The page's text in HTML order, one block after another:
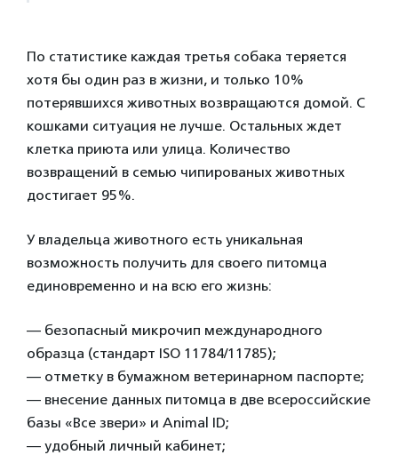
По статистике каждая третья собака теряется
хотя бы один раз в жизни, и только 10%
потерявшихся животных возвращаются домой. С
кошками ситуация не лучше. Остальных ждет
клетка приюта или улица. Количество
возвращений в семью чипированых животных
достигает 95%.
У владельца животного есть уникальная
возможность получить для своего питомца
единовременно и на всю его жизнь:
— безопасный микрочип международного
образца (стандарт ISO 11784/11785);
— отметку в бумажном ветеринарном паспорте;
— внесение данных питомца в две всероссийские
базы «Все звери» и Animal ID;
— удобный личный кабинет;